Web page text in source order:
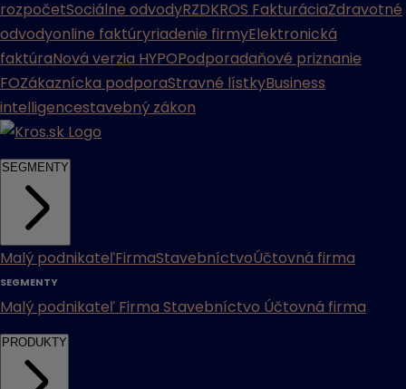
rozpočetSociálne odvodyRZDKROS FakturáciaZdravotné
odvodyonline faktúryriadenie firmyElektronická
faktúraNová verzia HYPOPodporadaňové priznanie
FOZákaznícka podporaStravné lístkyBusiness
intelligencestavebný zákon
SEGMENTY
Malý podnikateľFirmaStavebníctvoÚčtovná firma
SEGMENTY
Malý podnikateľ Firma Stavebníctvo Účtovná firma
PRODUKTY